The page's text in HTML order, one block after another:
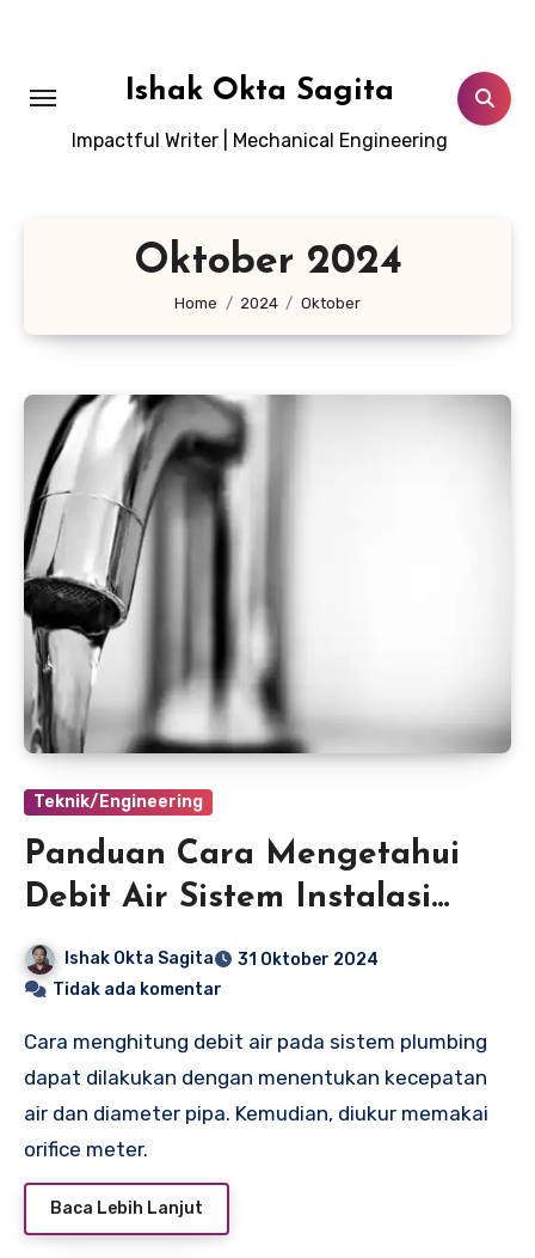
Ishak Okta Sagita
Impactful Writer | Mechanical Engineering
Oktober 2024
Home 2024 Oktober
Teknik/Engineering
Panduan Cara Mengetahui
Debit Air Sistem Instalasi
Plambing
Ishak Okta Sagita
31 Oktober 2024
Tidak ada komentar
Cara menghitung debit air pada sistem plumbing
dapat dilakukan dengan menentukan kecepatan
air dan diameter pipa. Kemudian, diukur memakai
orifice meter.
Baca Lebih Lanjut